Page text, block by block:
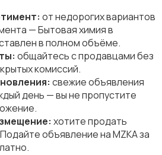
от недорогих вариантов
— Бытовая химия в
в полном объёме.
общайтесь с продавцами без
комиссий.
свежие объявления
день — вы не пропустите
хотите продать
объявление на MZKA за